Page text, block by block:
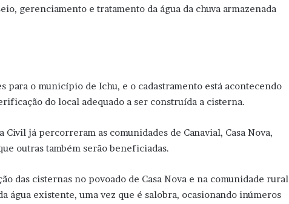
gerenciamento e tratamento da água da chuva armazenada
para o município de Ichu, e o cadastramento está acontecendo
do local adequado a ser construída a cisterna.
Civil já percorreram as comunidades de Canavial, Casa Nova,
outras também serão beneficiadas.
das cisternas no povoado de Casa Nova e na comunidade rural
água existente, uma vez que é salobra, ocasionando inúmeros